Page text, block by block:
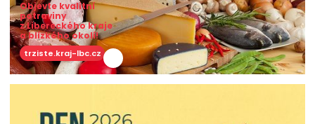
Objevte kvalitní
potraviny
z Libereckého kraje
a blízkého okolí!
trziste.kraj-lbc.cz